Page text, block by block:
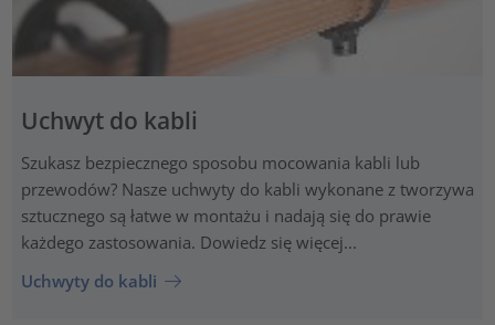
Uchwyt do kabli
Szukasz bezpiecznego sposobu mocowania kabli lub
przewodów? Nasze uchwyty do kabli wykonane z tworzywa
sztucznego są łatwe w montażu i nadają się do prawie
każdego zastosowania. Dowiedz się więcej...
Uchwyty do kabli